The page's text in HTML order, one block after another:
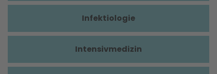
Infektiologie
Intensivmedizin